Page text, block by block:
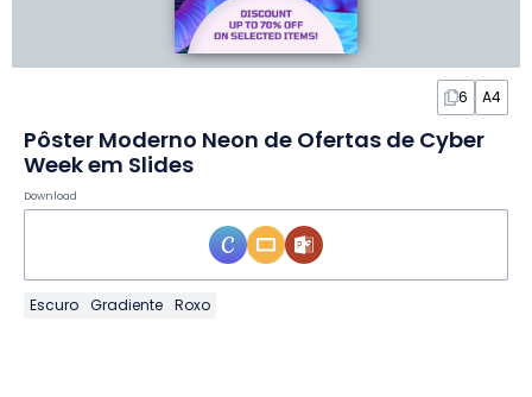
6 A4
Pôster Moderno Neon de Ofertas de Cyber
Week em Slides
Download
Escuro Gradiente Roxo